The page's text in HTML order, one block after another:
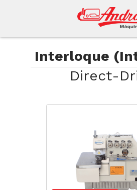
Andrade
Interloque
Direct-